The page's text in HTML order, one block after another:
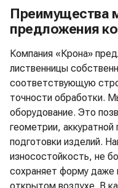
Преимущества
предложения
Компания «Крона»
лиственницы
соответствующую
точности обработки.
оборудование. Это
геометрии, аккуратной
подготовки изделий.
износостойкость, не
сохраняет форму даже